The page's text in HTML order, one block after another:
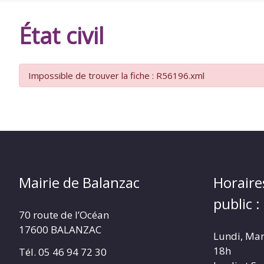
État civil
Impossible de trouver la fiche : R56196.xml
Mairie de Balanzac
70 route de l’Océan
17600 BALANZAC
Tél. 05 46 94 72 30
public :
Lundi,
18h